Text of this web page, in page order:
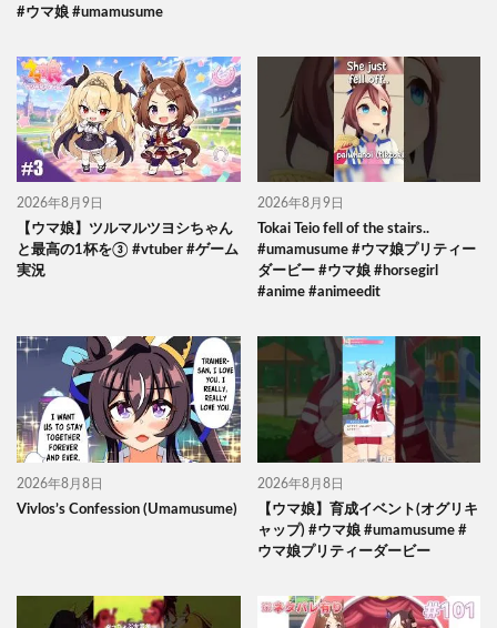
#ウマ娘 #umamusume
2026年8月9日
【ウマ娘】ツルマルツヨシちゃん
と最高の1杯を③ #vtuber #ゲーム
実況
2026年8月9日
Tokai Teio fell of the stairs..
#umamusume #ウマ娘プリティー
ダービー #ウマ娘 #horsegirl
#anime #animeedit
2026年8月8日
Vivlos’s Confession (Umamusume)
2026年8月8日
【ウマ娘】育成イベント(オグリキ
ャップ) #ウマ娘 #umamusume #
ウマ娘プリティーダービー